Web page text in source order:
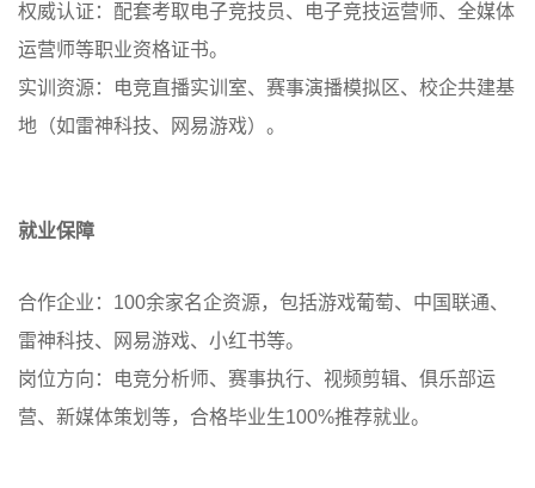
权威认证：配套考取电子竞技员、电子竞技运营师、全媒体
运营师等职业资格证书。
实训资源：电竞直播实训室、赛事演播模拟区、校企共建基
地（如雷神科技、网易游戏）。
就业保障
合作企业：100余家名企资源，包括游戏葡萄、中国联通、
雷神科技、网易游戏、小红书等。
岗位方向：电竞分析师、赛事执行、视频剪辑、俱乐部运
营、新媒体策划等，合格毕业生100%推荐就业。